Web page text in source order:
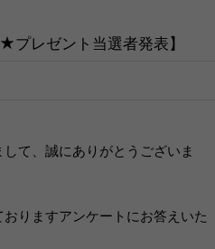
プレゼント当選者発表】
て、誠にありがとうございま
りますアンケートにお答えいた